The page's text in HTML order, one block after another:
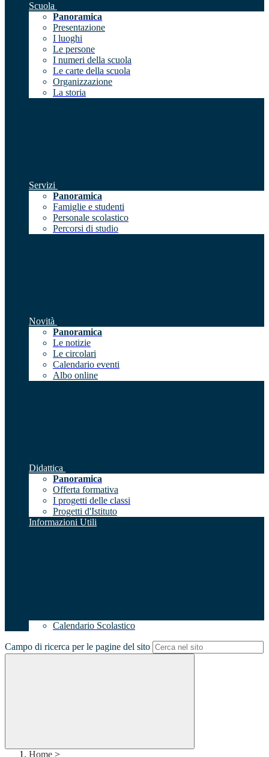
Scuola
Panoramica
Presentazione
I luoghi
Le persone
I numeri della scuola
Le carte della scuola
Organizzazione
La storia
Servizi
Panoramica
Famiglie e studenti
Personale scolastico
Percorsi di studio
Novità
Panoramica
Le notizie
Le circolari
Calendario eventi
Albo online
Didattica
Panoramica
Offerta formativa
I progetti delle classi
Progetti d'Istituto
Informazioni Utili
Calendario Scolastico
Campo di ricerca per le pagine del sito
Home >